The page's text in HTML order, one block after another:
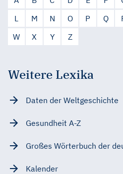
L
M N O P Q
W
X Y Z
Weitere Lexika
Daten der Weltgeschichte
Gesundheit A-Z
Großes Wörterbuch der
Kalender